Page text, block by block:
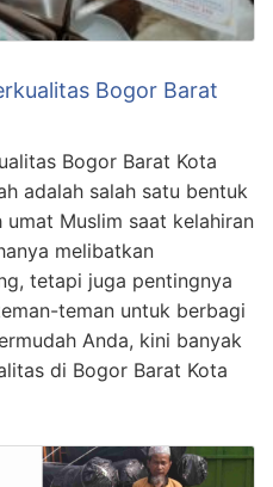
Bogor Barat
Bogor Barat Kota
adalah salah satu bentuk
Muslim saat kelahiran
melibatkan
tetapi juga pentingnya
teman untuk berbagi
Anda, kini banyak
di Bogor Barat Kota